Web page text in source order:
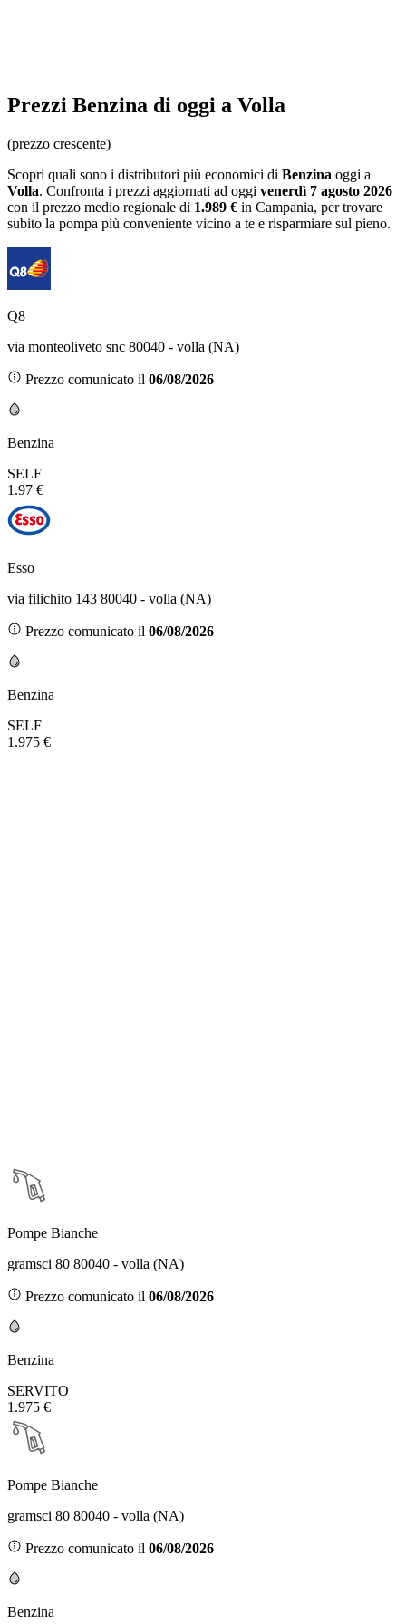
Prezzi Benzina di oggi a Volla
(prezzo crescente)
Scopri quali sono i distributori più economici di Benzina oggi a
Volla. Confronta i prezzi aggiornati ad oggi venerdì 7 agosto 2026
con il prezzo medio regionale di 1.989 € in Campania, per trovare
subito la pompa più conveniente vicino a te e risparmiare sul pieno.
Q8
via monteoliveto snc 80040 - volla (NA)
Prezzo comunicato il 06/08/2026
Benzina
SELF
1.97 €
Esso
via filichito 143 80040 - volla (NA)
Prezzo comunicato il 06/08/2026
Benzina
SELF
1.975 €
Pompe Bianche
gramsci 80 80040 - volla (NA)
Prezzo comunicato il 06/08/2026
Benzina
SERVITO
1.975 €
Pompe Bianche
gramsci 80 80040 - volla (NA)
Prezzo comunicato il 06/08/2026
Benzina